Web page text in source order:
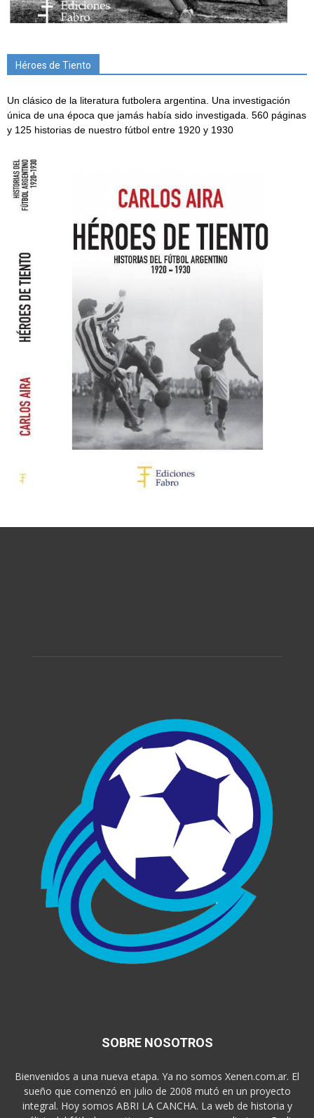
Héroes de Tiento
Un clásico de la literatura futbolera argentina. Una investigación
única de una época que jamás había sido investigada. 560 páginas
y 125 historias de nuestro fútbol entre 1920 y 1930
SOBRE NOSOTROS
Bienvenidos a una nueva etapa. Ya no somos Xenen.com.ar. El
sueño que comenzó en julio de 2008 mutó en un proyecto
integral. Hoy somos ABRI LA CANCHA. La web de historia y